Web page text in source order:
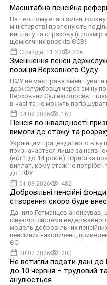
Масштабна пенсійна
На першому етапі зміни
міністерстві пропонують
виплату та страхову (її
щомісячних внесків ЄСВ)
Сьогодні 11:23 226
Зменшення пенсії
позиція Верховного Суду
ПФУ не має права зменшувати
держслужбовця через зміну
Верховний Суд наголосив:
в часі та не можуть
04.08.2026 163
Пенсія по інвалідності
вимоги до стажу та
Українцям працездатного віку
призначається лише за
(від 1 до 14 років). Юристка
виплат, кому стаж не
до ПФУ
01.08.2026 482
Добровільні пенсійні
створення скоро буде
Данило Гетманцев анонсував,
існуючої системи
модель добровільних
пенсійних накопичень,
ЄС
30.07.2026 200
Не встигли подати дані до
до 10 червня – трудовий
анулюється